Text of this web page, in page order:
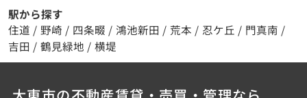
駅から探す
住道 / 野崎 / 四条畷 / 鴻池新田 / 荒本 / 忍ケ丘 / 門真南 /
吉田 / 鶴見緑地 / 横堤